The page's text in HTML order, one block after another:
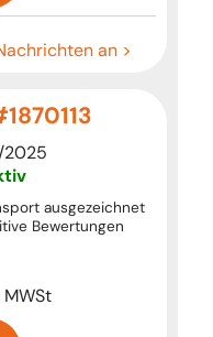
an >
2025
ausgezeichnet
Bewertungen